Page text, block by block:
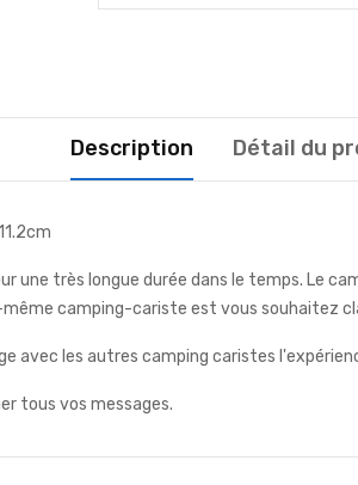
Description Détail du
très longue durée dans le temps. Le
même camping-cariste est vous souhaitez
avec les autres camping caristes
tous vos messages.